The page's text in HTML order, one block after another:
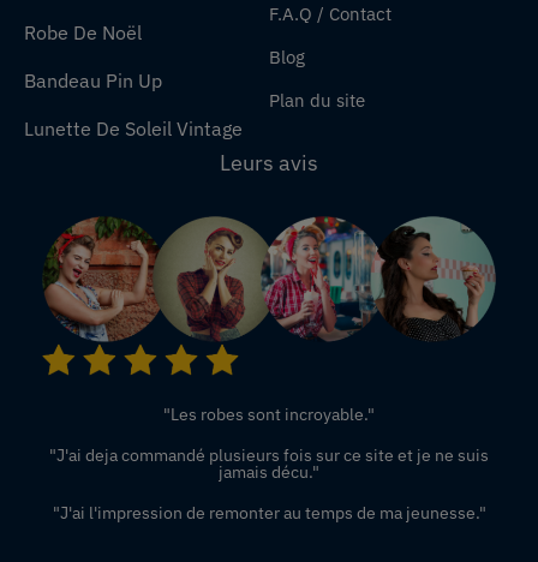
Robe De Noël
Bandeau Pin Up
Lunette De Soleil Vintage
F.A.Q / Contact
Blog
Plan du site
Leurs avis
"Les robes sont incroyable."
"J'ai deja commandé plusieurs fois sur ce site et je ne suis
jamais décu."
"J'ai l'impression de remonter au temps de ma jeunesse."